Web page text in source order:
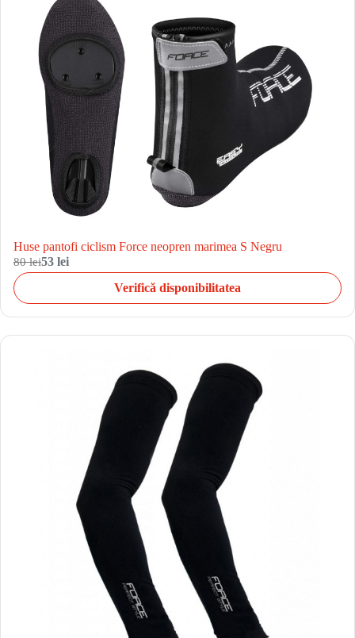
Huse pantofi ciclism Force neopren marimea S Negru
80 lei53 lei
Verifică disponibilitatea